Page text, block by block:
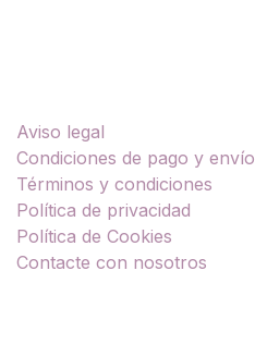
Aviso legal
Condiciones de pago y envío
Términos y condiciones
Política de privacidad
Política de Cookies
Contacte con nosotros